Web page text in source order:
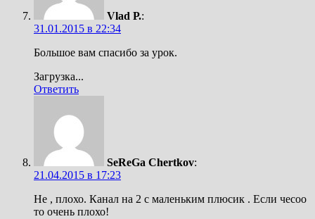
Vlad Р.:
31.01.2015 в 22:34
Большое вам спасибо за урок.
Загрузка...
Ответить
SeReGa Chertkov:
21.04.2015 в 17:23
Не , плохо. Канал на 2 с маленьким плюсик . Если чесоо
то очень плохо!